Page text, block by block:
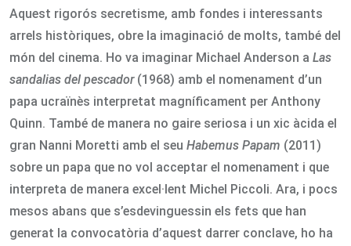
Aquest rigorós secretisme, amb fondes i interessants
arrels històriques, obre la imaginació de molts, també del
món del cinema. Ho va imaginar Michael Anderson a Las
sandalias del pescador(1968) amb el nomenament d’un
papa ucraïnès interpretat magníficament per Anthony
Quinn. També de manera no gaire seriosa i un xic àcida el
gran Nanni Moretti amb el seu Habemus Papam (2011)
sobre un papa que no vol acceptar el nomenament i que
interpreta de manera excel·lent Michel Piccoli. Ara, i pocs
mesos abans que s’esdevinguessin els fets que han
generat la convocatòria d’aquest darrer conclave, ho ha